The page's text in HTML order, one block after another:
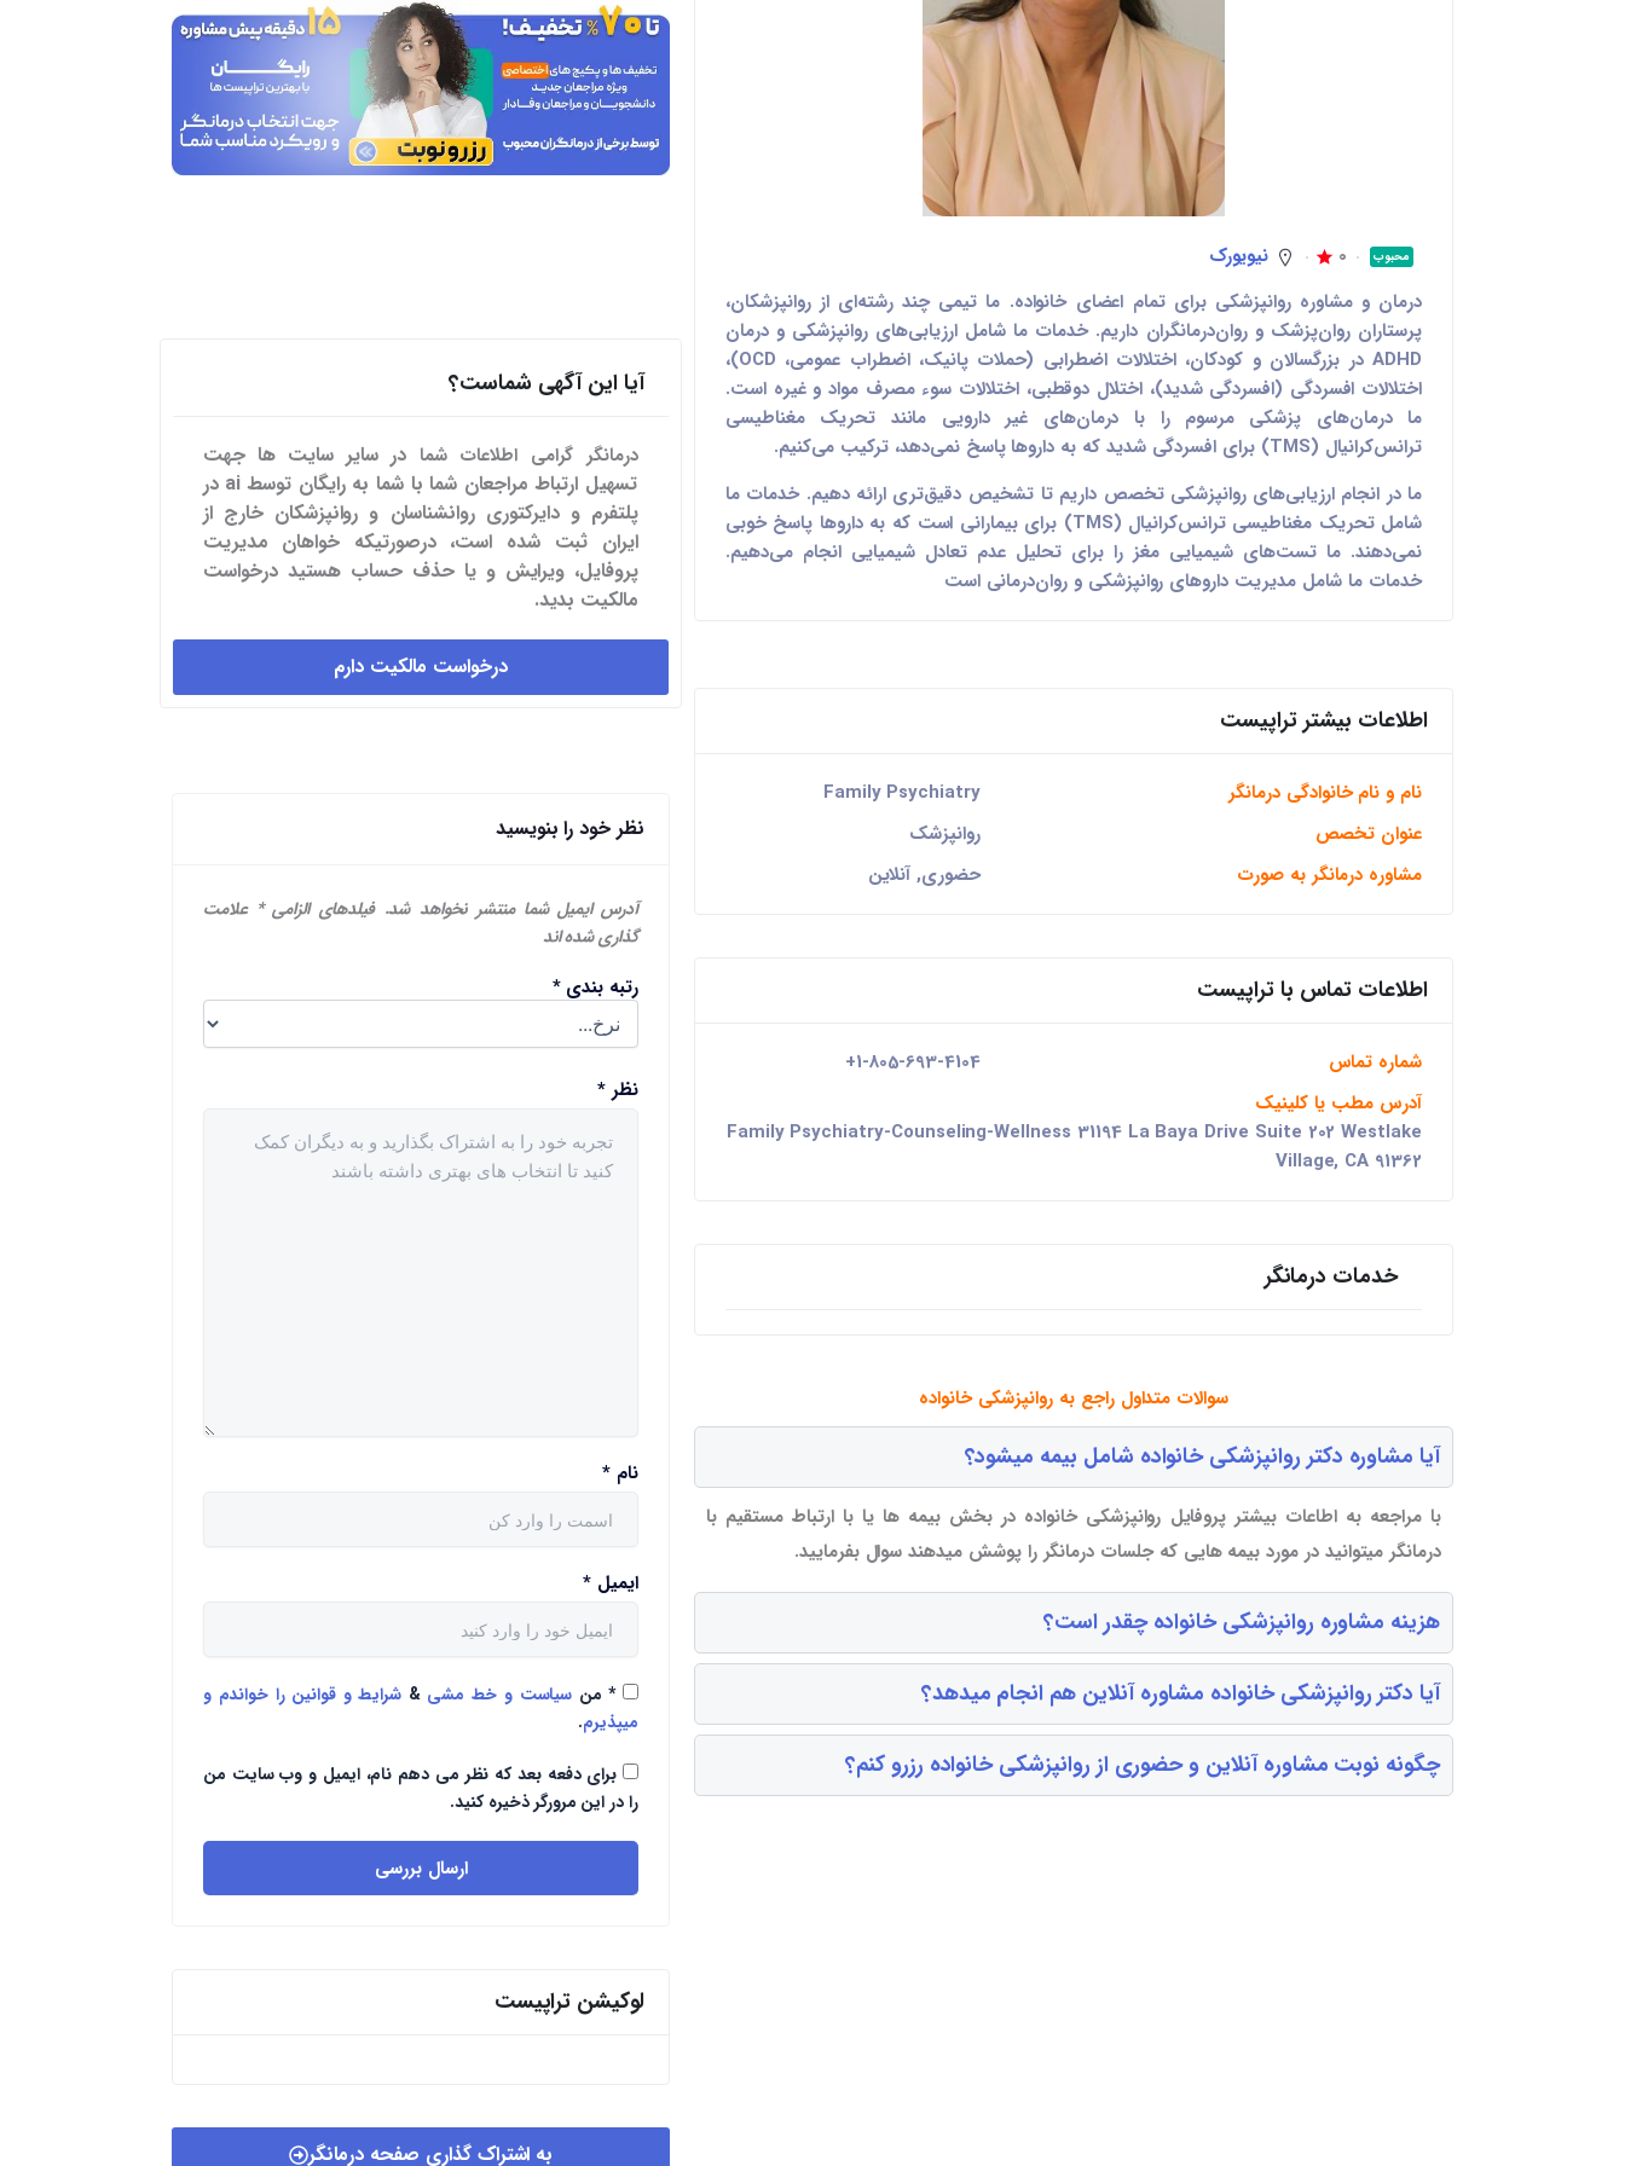
محبوب 0
نیویورک
درمان و مشاوره روانپزشکی برای تمام اعضای خانواده. ما تیمی چند رشته‌ای از روانپزشکان،
پرستاران روان‌پزشک و روان‌درمانگران داریم. خدمات ما شامل ارزیابی‌های روانپزشکی و درمان
ADHD در بزرگسالان و کودکان، اختلالات اضطرابی (حملات پانیک، اضطراب عمومی، OCD)،
اختلالات افسردگی (افسردگی شدید)، اختلال دوقطبی، اختلالات سوء مصرف مواد و غیره است.
ما درمان‌های پزشکی مرسوم را با درمان‌های غیر دارویی مانند تحریک مغناطیسی
ترانس‌کرانیال (TMS) برای افسردگی شدید که به داروها پاسخ نمی‌دهد، ترکیب می‌کنیم.
ما در انجام ارزیابی‌های روانپزشکی تخصص داریم تا تشخیص دقیق‌تری ارائه دهیم. خدمات ما
شامل تحریک مغناطیسی ترانس‌کرانیال (TMS) برای بیمارانی است که به داروها پاسخ خوبی
نمی‌دهند. ما تست‌های شیمیایی مغز را برای تحلیل عدم تعادل شیمیایی انجام می‌دهیم.
خدمات ما شامل مدیریت داروهای روانپزشکی و روان‌درمانی است
اطلاعات بیشتر تراپیست
نام و نام خانوادگی درمانگر
Family Psychiatry
عنوان تخصص
روانپزشک
مشاوره درمانگر به صورت
حضوری, آنلاین
اطلاعات تماس با تراپیست
شماره تماس
+1-805-693-4104
آدرس مطب یا کلینیک
Family Psychiatry-Counseling-Wellness 31194 La Baya Drive Suite 202 Westlake
Village, CA 91362
خدمات درمانگر
سوالات متداول راجع به روانپزشکی خانواده
آیا مشاوره دکتر روانپزشکی خانواده شامل بیمه میشود؟
با مراجعه به اطاعات بیشتر پروفایل روانپزشکی خانواده در بخش بیمه ها یا با ارتباط مستقیم با
درمانگر میتوانید در مورد بیمه هایی که جلسات درمانگر را پوشش میدهند سوال بفرمایید.
هزینه مشاوره روانپزشکی خانواده چقدر است؟
آیا دکتر روانپزشکی خانواده مشاوره آنلاین هم انجام میدهد؟
چگونه نوبت مشاوره آنلاین و حضوری از روانپزشکی خانواده رزرو کنم؟
آیا این آگهی شماست؟
درمانگر گرامی اطلاعات شما در سایر سایت ها جهت
تسهیل ارتباط مراجعان شما با شما به رایگان توسط ai در
پلتفرم و دایرکتوری روانشناسان و روانپزشکان خارج از
ایران ثبت شده است، درصورتیکه خواهان مدیریت
پروفایل، ویرایش و یا حذف حساب هستید درخواست
مالکیت بدید.
درخواست مالکیت دارم
نظر خود را بنویسید
آدرس ایمیل شما منتشر نخواهد شد. فیلدهای الزامی* علامت
گذاری شده اند
رتبه بندی*
نظر *
نام *
ایمیل *
*من سیاست و خط مشی &شرایط و قوانین را خواندم و
میپذیرم.
برای دفعه بعد که نظر می دهم نام، ایمیل و وب سایت من
را در این مرورگر ذخیره کنید.
ارسال بررسی
لوکیشن تراپیست
به اشتراک گذاری صفحه درمانگر